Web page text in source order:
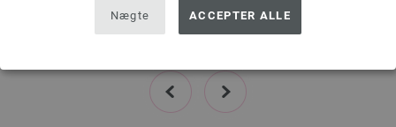
Nægte ACCEPTER ALLE
43,70 dkr
prev next